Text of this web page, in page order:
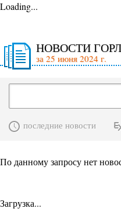
Loading...
НОВОСТИ
за 25 июня 2024 г.
последние новости
По данному запросу нет
Загрузка...